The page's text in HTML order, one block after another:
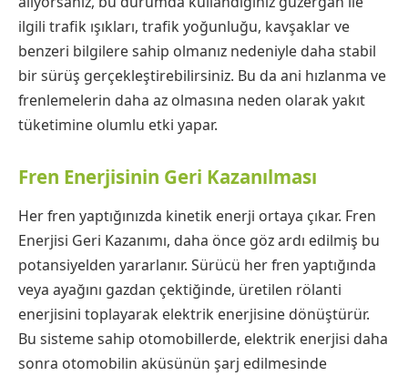
ilgili trafik ışıkları, trafik yoğunluğu, kavşaklar ve
benzeri bilgilere sahip olmanız nedeniyle daha stabil
bir sürüş gerçekleştirebilirsiniz. Bu da ani hızlanma ve
frenlemelerin daha az olmasına neden olarak yakıt
tüketimine olumlu etki yapar.
Fren Enerjisinin Geri Kazanılması
Her fren yaptığınızda kinetik enerji ortaya çıkar. Fren
Enerjisi Geri Kazanımı, daha önce göz ardı edilmiş bu
potansiyelden yararlanır. Sürücü her fren yaptığında
veya ayağını gazdan çektiğinde, üretilen rölanti
enerjisini toplayarak elektrik enerjisine dönüştürür.
Bu sisteme sahip otomobillerde, elektrik enerjisi daha
sonra otomobilin aküsünün şarj edilmesinde